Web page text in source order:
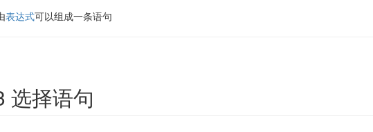
表达式可以组成一条语句
选择语句